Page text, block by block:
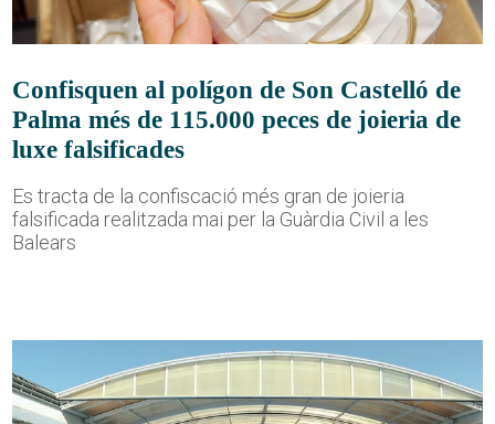
Confisquen al polígon de Son Castelló de
Palma més de 115.000 peces de joieria de
luxe falsificades
Es tracta de la confiscació més gran de joieria
falsificada realitzada mai per la Guàrdia Civil a les
Balears